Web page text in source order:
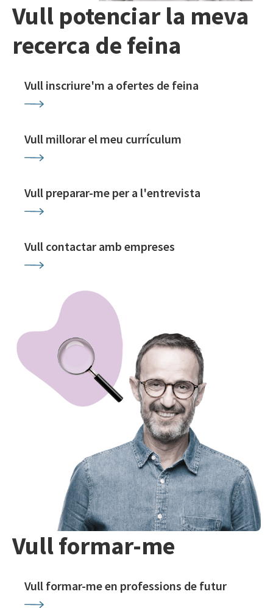
Vull potenciar la meva
recerca de feina
Vull inscriure'm a ofertes de feina
Vull millorar el meu currículum
Vull preparar-me per a l'entrevista
Vull contactar amb empreses
Vull formar-me
Vull formar-me en professions de futur